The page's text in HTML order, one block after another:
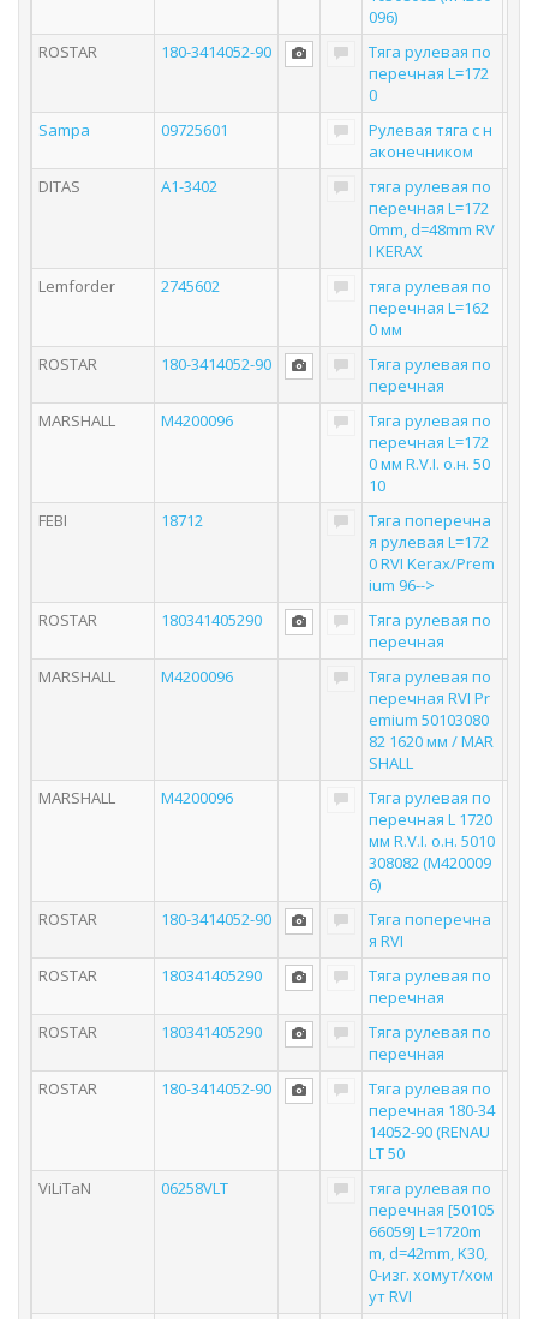
096)
ROSTAR
180-3414052-90
Тяга рулевая по
перечная L=172
0
Sampa
09725601
Рулевая тяга с н
аконечником
DITAS
A1-3402
тяга рулевая по
перечная L=172
0mm, d=48mm RV
I KERAX
Lemforder
2745602
тяга рулевая по
перечная L=162
0 мм
ROSTAR
180-3414052-90
Тяга рулевая по
перечная
MARSHALL
M4200096
Тяга рулевая по
перечная L=172
0 мм R.V.I. о.н. 50
10
FEBI
18712
Тяга поперечна
я рулевая L=172
0 RVI Kerax/Prem
ium 96-->
ROSTAR
180341405290
Тяга рулевая по
перечная
MARSHALL
M4200096
Тяга рулевая по
перечная RVI Pr
emium 50103080
82 1620 мм / MAR
SHALL
MARSHALL
M4200096
Тяга рулевая по
перечная L 1720
мм R.V.I. о.н. 5010
308082 (M420009
6)
ROSTAR
180-3414052-90
Тяга поперечна
я RVI
ROSTAR
180341405290
Тяга рулевая по
перечная
ROSTAR
180341405290
Тяга рулевая по
перечная
ROSTAR
180-3414052-90
Тяга рулевая по
перечная 180-34
14052-90 (RENAU
LT 50
ViLiTaN
06258VLT
тяга рулевая по
перечная [50105
66059] L=1720m
m, d=42mm, K30,
0-изг. хомут/хом
ут RVI